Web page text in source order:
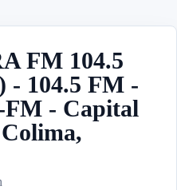
FM 104.5
- 104.5 FM -
- Capital